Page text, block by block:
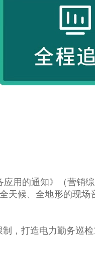
用的通知》（营销
天候、全地形的现
，打造电力勤务巡检